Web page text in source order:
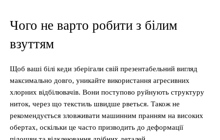
Чого не варто робити з білим
взуттям
Щоб ваші білі кеди зберігали свій презентабельний вигляд
максимально довго, уникайте використання агресивних
хлорних відбілювачів. Вони поступово руйнують структуру
ниток, через що текстиль швидше рветься. Також не
рекомендується зловживати машинним пранням на високих
обертах, оскільки це часто призводить до деформації